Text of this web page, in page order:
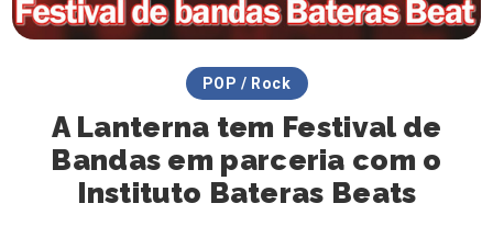
POP / Rock
A Lanterna tem Festival de
Bandas em parceria com o
Instituto Bateras Beats